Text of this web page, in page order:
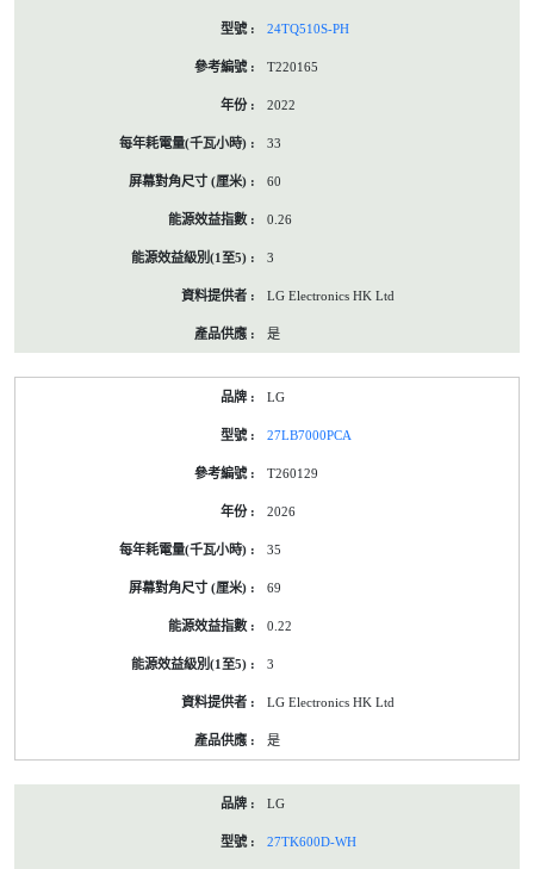
24TQ510S-PH
T220165
2022
33
60
0.26
3
LG Electronics HK Ltd
是
LG
27LB7000PCA
T260129
2026
35
69
0.22
3
LG Electronics HK Ltd
是
LG
27TK600D-WH